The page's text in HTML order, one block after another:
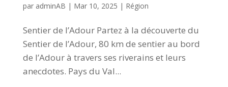
par adminAB | Mar 10, 2025 | Région
Sentier de l’Adour Partez à la découverte du
Sentier de l’Adour, 80 km de sentier au bord
de l’Adour à travers ses riverains et leurs
anecdotes. Pays du Val...